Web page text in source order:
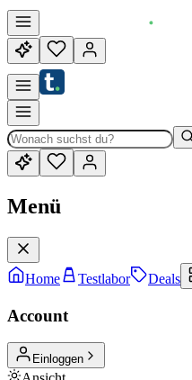
Menü
Home Testlabor Deals
Account
Einloggen